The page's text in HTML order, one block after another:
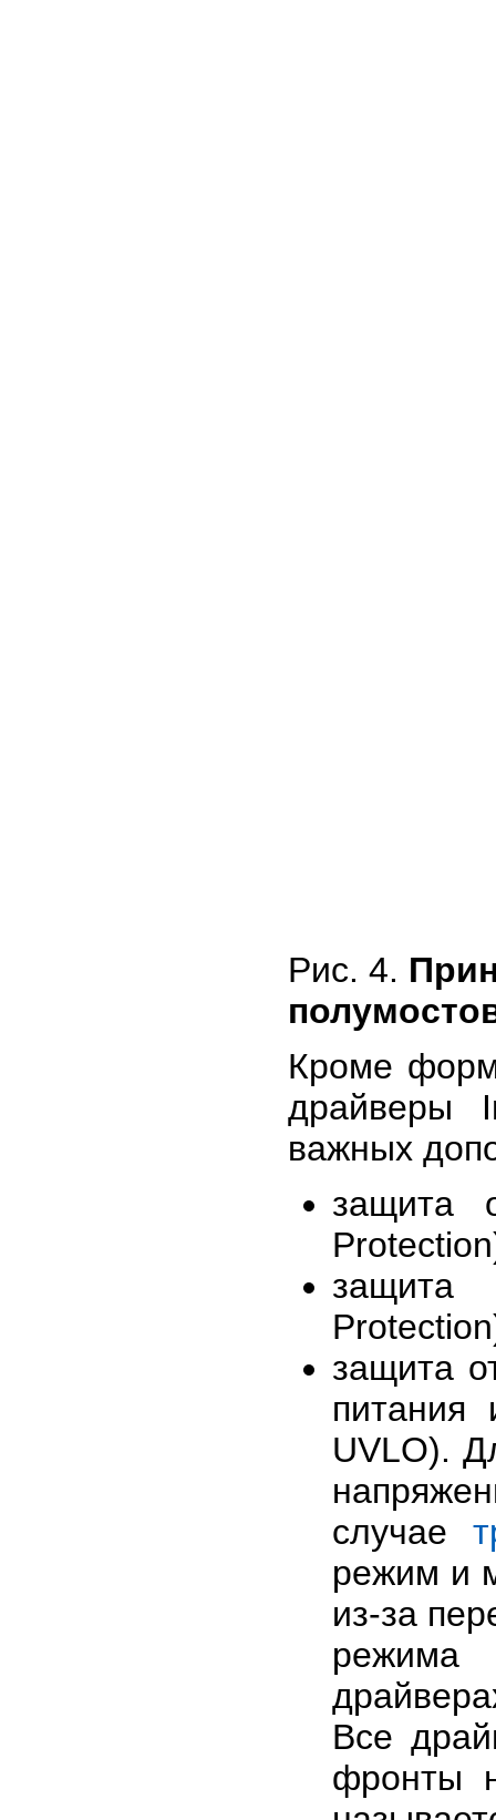
Рис. 4.
Кроме
драйверы
важных
защита
защита
защита
питания
UVLO).
случае
режим и
из-за
режима
Все
фронты